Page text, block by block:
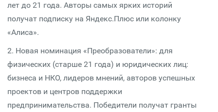
лет до 21 года. Авторы самых ярких историй
получат подписку на Яндекс.Плюс или колонку
«Алиса».
2. Новая номинация «Преобразователи»: для
физических (старше 21 года) и юридических лиц:
бизнеса и НКО, лидеров мнений, авторов успешных
проектов и центров поддержки
предпринимательства. Победители получат гранты